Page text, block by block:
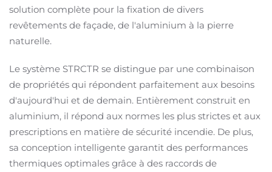
solution complète pour la fixation de divers
revêtements de façade, de l'aluminium à la pierre
naturelle.
Le système STRCTR se distingue par une combinaison
de propriétés qui répondent parfaitement aux besoins
d'aujourd'hui et de demain. Entièrement construit en
aluminium, il répond aux normes les plus strictes et aux
prescriptions en matière de sécurité incendie. De plus,
sa conception intelligente garantit des performances
thermiques optimales grâce à des raccords de